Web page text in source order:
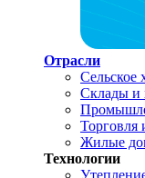
Отрасли
Сельское
Склады и
Торговля
Жилые
Технологии